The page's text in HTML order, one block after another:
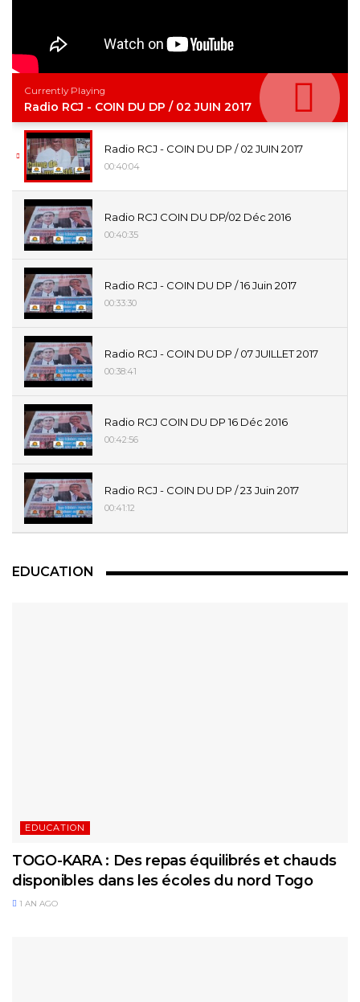
Currently Playing
Radio RCJ - COIN DU DP / 02 JUIN 2017
Radio RCJ - COIN DU DP / 02 JUIN 2017
00:40:04
Radio RCJ COIN DU DP/02 Déc 2016
00:40:35
Radio RCJ - COIN DU DP / 16 Juin 2017
00:33:30
Radio RCJ - COIN DU DP / 07 JUILLET 2017
00:38:41
Radio RCJ COIN DU DP 16 Déc 2016
00:42:56
Radio RCJ - COIN DU DP / 23 Juin 2017
00:41:12
EDUCATION
EDUCATION
TOGO-KARA : Des repas équilibrés et chauds
disponibles dans les écoles du nord Togo
1 AN AGO